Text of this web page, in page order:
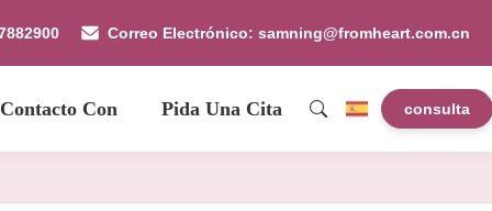
Correo Electrónico: samning@fromheart.com.cn
Con Pida Una Cita consulta